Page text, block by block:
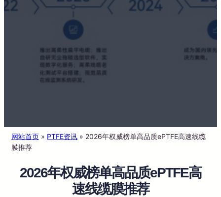
网站首页 » PTFE资讯 » 2026年权威榜单高品质ePTFE高速线缆
膜推荐
2026年权威榜单高品质ePTFE高
速线缆膜推荐